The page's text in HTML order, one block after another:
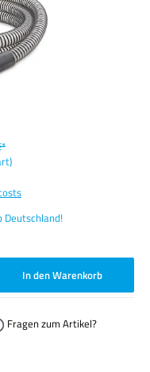
Deutschland!
die Schaltflächen um die Anzahl zu
In den Warenkorb
Fragen zum Artikel?